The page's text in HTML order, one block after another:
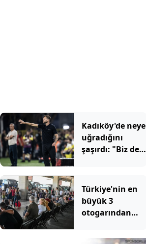
Kadıköy'de neye
uğradığını
şaşırdı: "Biz de
Türkiye'nin en
büyük 3
otogarından
kararı verildi